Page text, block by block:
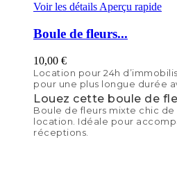
Voir les détails Aperçu rapide
Boule de fleurs...
10,00 €
Location pour 24h
pour une plus longue durée
Louez cette boule de
Boule de fleurs mixte chic
location. Idéale pour
réceptions.